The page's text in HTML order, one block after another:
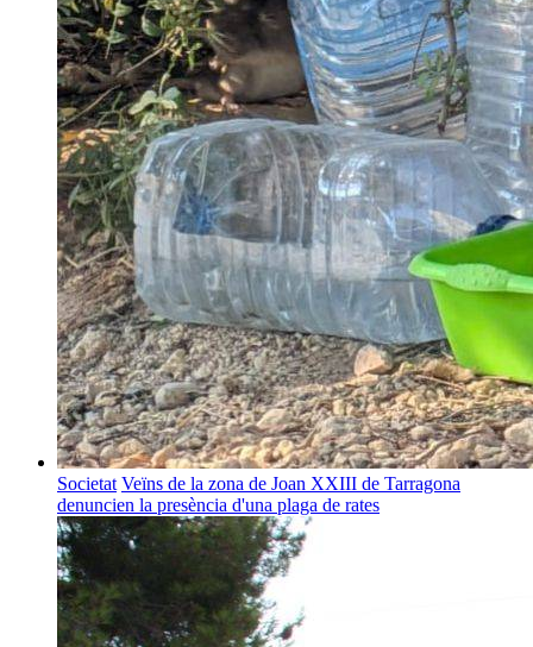
Societat Veïns de la zona de Joan XXIII de Tarragona
denuncien la presència d'una plaga de rates